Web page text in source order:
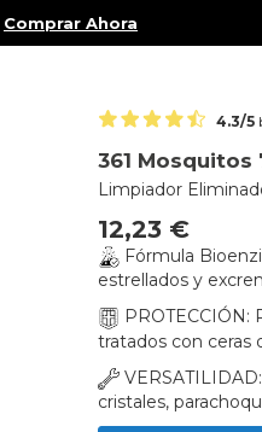
Comprar Ahora
4.3/5
361 Mosquitos
Limpiador
12,23 €
Fórmula
estrellados y
PROTECCIÓN:
tratados con ceras
cristales,